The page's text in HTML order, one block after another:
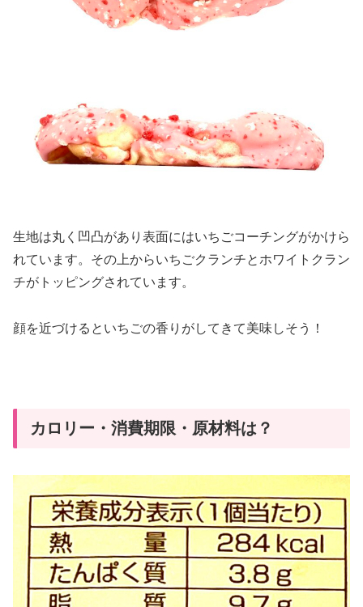
生地は丸く凹凸があり表面にはいちごコーチングがかけら
れています。その上からいちごクランチとホワイトクラン
チがトッピングされています。
顔を近づけるといちごの香りがしてきて美味しそう！
カロリー・消費期限・原材料は？